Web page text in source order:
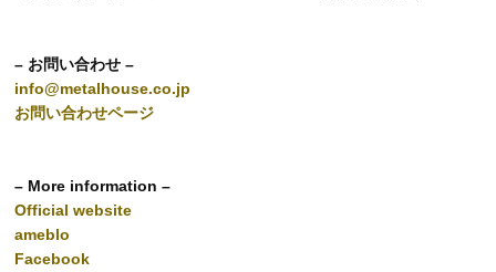
– お問い合わせ –
info@metalhouse.co.jp
お問い合わせページ
– More information –
Official website
ameblo
Facebook